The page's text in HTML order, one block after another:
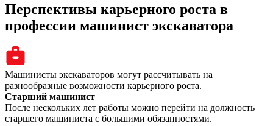
Перспективы карьерного роста в
профессии машинист экскаватора
Машинисты экскаваторов могут рассчитывать на
разнообразные возможности карьерного роста.
Старший машинист
После нескольких лет работы можно перейти на должность
старшего машиниста с большими обязанностями.